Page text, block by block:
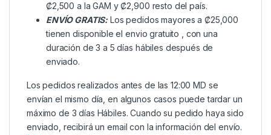
₡2,500 a la GAM y ₡2,900 resto del país.
ENVÍO GRATIS: Los pedidos mayores a ₡25,000
tienen disponible el envio gratuito , con una
duración de 3 a 5 días hábiles después de
enviado.
Los pedidos realizados antes de las 12:00 MD se
envían el mismo día, en algunos casos puede tardar un
máximo de 3 días Hábiles. Cuando su pedido haya sido
enviado, recibirá un email con la información del envío.